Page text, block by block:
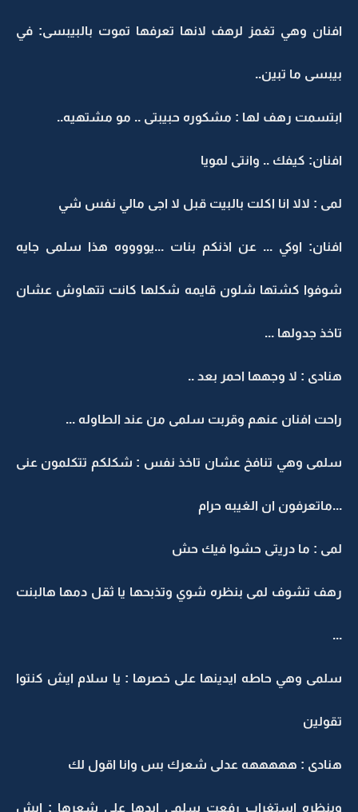
افنان وهي تغمز لرهف لانها تعرفها تموت بالبيبسى: في
بيبسى ما تبين..
ابتسمت رهف لها : مشكوره حبيبتى .. مو مشتهيه..
افنان: كيفك .. وانتى لمويا
لمى : لالا انا اكلت بالبيت قبل لا اجى مالي نفس شي
افنان: اوكي ... عن اذنكم بنات ...يووووه هذا سلمى جايه
شوفوا كشتها شلون قايمه شكلها كانت تتهاوش عشان
تاخذ جدولها ...
هنادى : لا وجهها احمر بعد ..
راحت افنان عنهم وقربت سلمى من عند الطاوله ...
سلمى وهي تنافخ عشان تاخذ نفس : شكلكم تتكلمون عنى
...ماتعرفون ان الغيبه حرام
لمى : ما دريتى حشوا فيك حش
رهف تشوف لمى بنظره شوي وتذبحها يا ثقل دمها هالبنت
...
سلمى وهي حاطه ايدينها على خصرها : يا سلام ايش كنتوا
تقولين
هنادى : هههههه عدلى شعرك بس وانا اقول لك
وبنظره استغراب رفعت سلمى ايدها على شعرها : ايش